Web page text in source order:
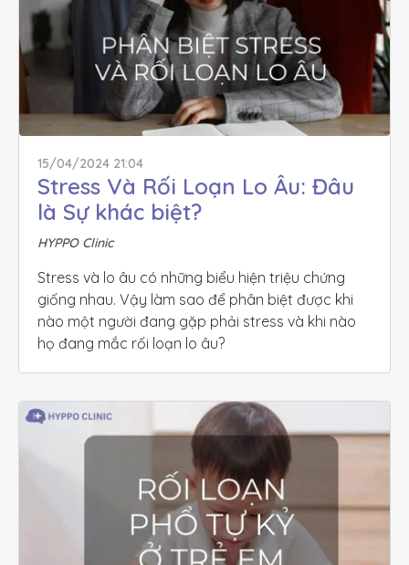
15/04/2024 21:04
Stress Và Rối Loạn Lo Âu: Đâu
là Sự khác biệt?
HYPPO Clinic
Stress và lo âu có những biểu hiện triệu chứng
giống nhau. Vậy làm sao để phân biệt được khi
nào một người đang gặp phải stress và khi nào
họ đang mắc rối loạn lo âu?